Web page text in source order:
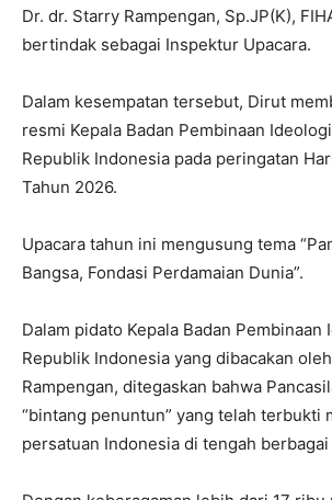
Dr. dr. Starry Rampengan, Sp.JP(K),
bertindak sebagai Inspektur Upacara.
‎Dalam kesempatan tersebut, Dirut
resmi Kepala Badan Pembinaan
Republik Indonesia pada peringatan
Tahun 2026.
‎Upacara tahun ini mengusung tema
Bangsa, Fondasi Perdamaian Dunia”.
‎‎Dalam pidato Kepala Badan Pembinaan
Republik Indonesia yang dibacakan
Rampengan, ditegaskan bahwa
“bintang penuntun” yang telah terbukti
persatuan Indonesia di tengah